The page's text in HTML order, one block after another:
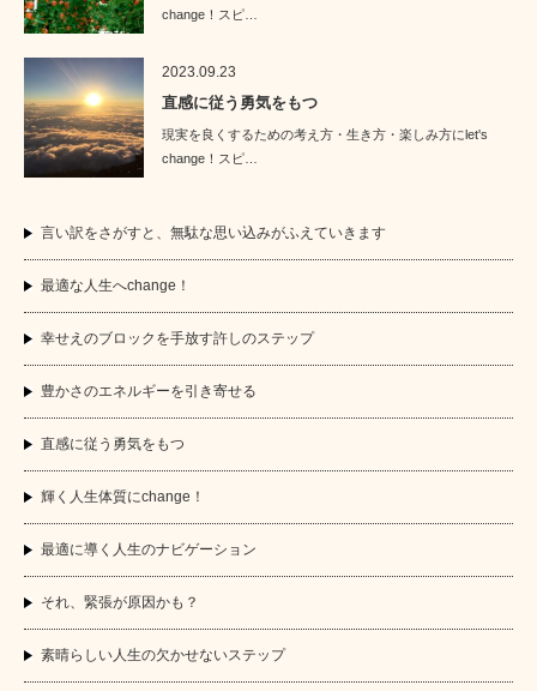
change！スピ…
2023.09.23
直感に従う勇気をもつ
現実を良くするための考え方・生き方・楽しみ方にlet's
change！スピ…
言い訳をさがすと、無駄な思い込みがふえていきます
最適な人生へchange！
幸せえのブロックを手放す許しのステップ
豊かさのエネルギーを引き寄せる
直感に従う勇気をもつ
輝く人生体質にchange！
最適に導く人生のナビゲーション
それ、緊張が原因かも？
素晴らしい人生の欠かせないステップ